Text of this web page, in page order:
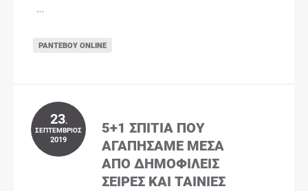
…
ΡΑΝΤΕΒΟΎ ONLINE
23.
ΣΕΠΤΈΜΒΡΙΟΣ
2019
5+1 ΣΠΊΤΙΑ ΠΟΥ
ΑΓΑΠΉΣΑΜΕ ΜΈΣΑ
ΑΠΌ ΔΗΜΟΦΙΛΕΊΣ
ΣΕΙΡΈΣ ΚΑΙ ΤΑΙΝΊΕΣ